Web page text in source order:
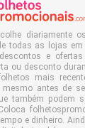
diariamente
todas as lojas em
e
ou desconto
mais
antes de
também podem
e dinheiro.